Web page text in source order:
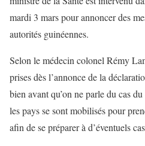
mardi 3 mars pour annoncer des
autorités guinéennes.
Selon le médecin colonel Rémy
prises dès l’annonce de la
bien avant qu’on ne parle du cas
les pays se sont mobilisés pour
afin de se préparer à d’éventuels